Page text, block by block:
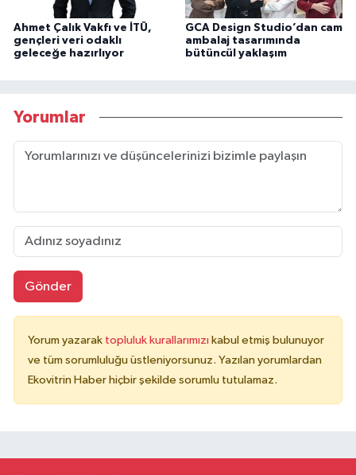
Ahmet Çalık Vakfı ve İTÜ,
gençleri veri odaklı
geleceğe hazırlıyor
GCA Design Studio’dan cam
ambalaj tasarımında
bütüncül yaklaşım
Yorumlar
Gönder
Yorum yazarak topluluk kurallarımızı kabul etmiş bulunuyor
ve tüm sorumluluğu üstleniyorsunuz. Yazılan yorumlardan
Ekovitrin Haber hiçbir şekilde sorumlu tutulamaz.